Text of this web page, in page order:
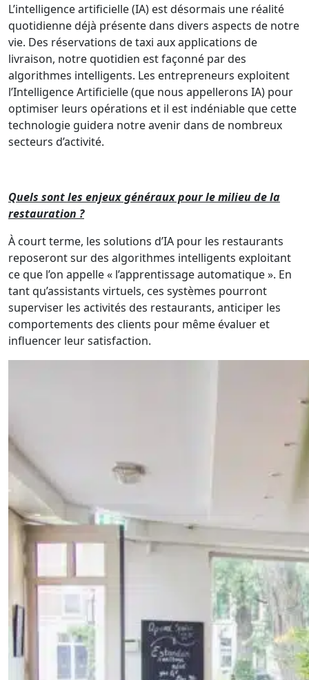
L’intelligence artificielle (IA) est désormais une réalité
quotidienne déjà présente dans divers aspects de notre
vie. Des réservations de taxi aux applications de
livraison, notre quotidien est façonné par des
algorithmes intelligents. Les entrepreneurs exploitent
l’Intelligence Artificielle (que nous appellerons IA) pour
optimiser leurs opérations et il est indéniable que cette
technologie guidera notre avenir dans de nombreux
secteurs d’activité.
Quels sont les enjeux généraux pour le milieu de la
restauration ?
À court terme, les solutions d’IA pour les restaurants
reposeront sur des algorithmes intelligents exploitant
ce que l’on appelle « l’apprentissage automatique ». En
tant qu’assistants virtuels, ces systèmes pourront
superviser les activités des restaurants, anticiper les
comportements des clients pour même évaluer et
influencer leur satisfaction.